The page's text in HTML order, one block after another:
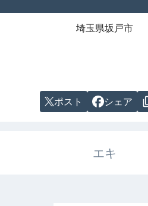
埼玉県坂戸市
ポスト シェア
エキ